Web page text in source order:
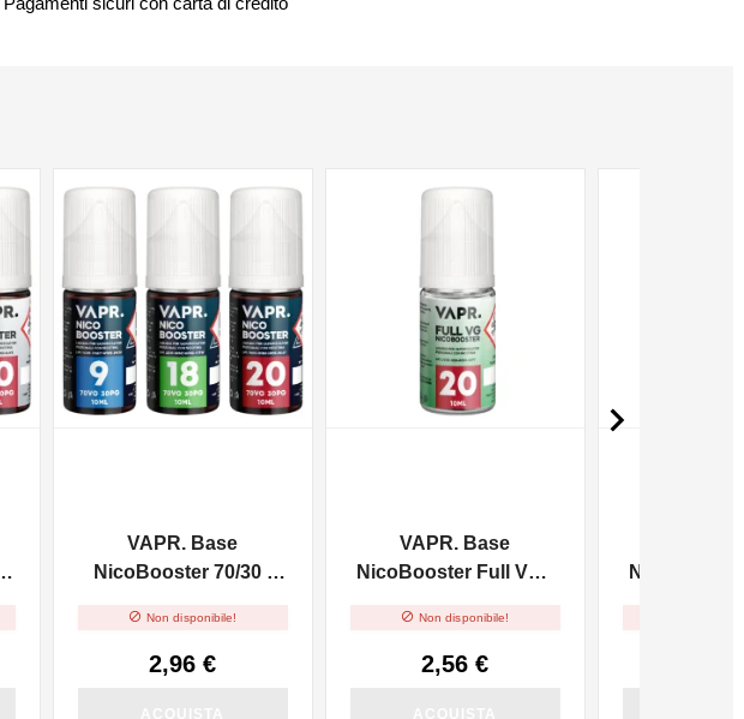
VAPR. Base
NicoBooster 70/30 -
 Non disponibile!
2,96 €
VAPR. Base
NicoBooster Full VG -
 Non disponibile!
2,56 €
